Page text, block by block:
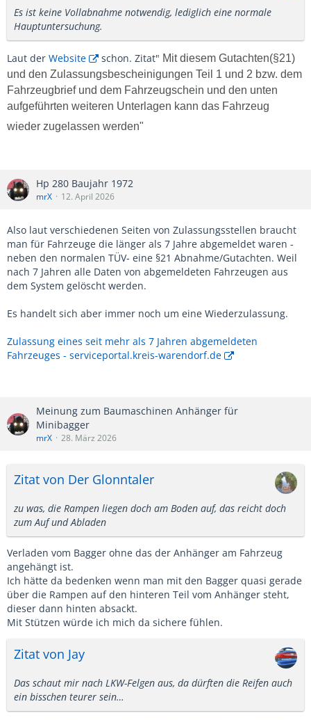
Es ist keine Vollabnahme notwendig, lediglich eine normale
Hauptuntersuchung.
Laut der Website schon. Zitat" Mit diesem Gutachten(§21)
und den Zulassungsbescheinigungen Teil 1 und 2 bzw. dem
Fahrzeugbrief und dem Fahrzeugschein und den unten
aufgeführten weiteren Unterlagen kann das Fahrzeug
wieder zugelassen werden"
Hp 280 Baujahr 1972
mrX 12. April 2026
Also laut verschiedenen Seiten von Zulassungsstellen braucht
man für Fahrzeuge die länger als 7 Jahre abgemeldet waren -
neben den normalen TÜV- eine §21 Abnahme/Gutachten. Weil
nach 7 Jahren alle Daten von abgemeldeten Fahrzeugen aus
dem System gelöscht werden.
Es handelt sich aber immer noch um eine Wiederzulassung.
Zulassung eines seit mehr als 7 Jahren abgemeldeten
Fahrzeuges - serviceportal.kreis-warendorf.de
Meinung zum Baumaschinen Anhänger für
Minibagger
mrX 28. März 2026
Zitat von Der Glonntaler
zu was, die Rampen liegen doch am Boden auf, das reicht doch
zum Auf und Abladen
Verladen vom Bagger ohne das der Anhänger am Fahrzeug
angehängt ist.
Ich hätte da bedenken wenn man mit den Bagger quasi gerade
über die Rampen auf den hinteren Teil vom Anhänger steht,
dieser dann hinten absackt.
Mit Stützen würde ich mich da sichere fühlen.
Zitat von Jay
Das schaut mir nach LKW-Felgen aus, da dürften die Reifen auch
ein bisschen teurer sein…